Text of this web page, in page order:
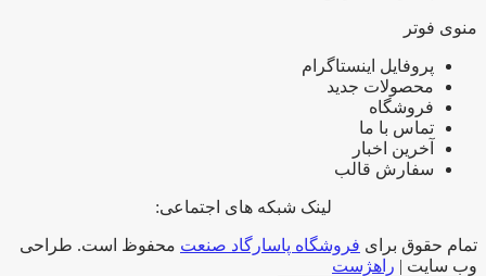
منوی فوتر
پروفایل اینستاگرام
محصولات جدید
فروشگاه
تماس با ما
آخرین اخبار
سفارش قالب
لینک شبکه های اجتماعی:
تمام حقوق برای فروشگاه پاسارگاد صنعت محفوظ است. طراحی
وب سایت | راهژست